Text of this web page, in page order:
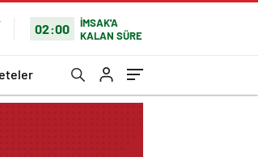
02:00
İMSAK'A
KALAN SÜRE